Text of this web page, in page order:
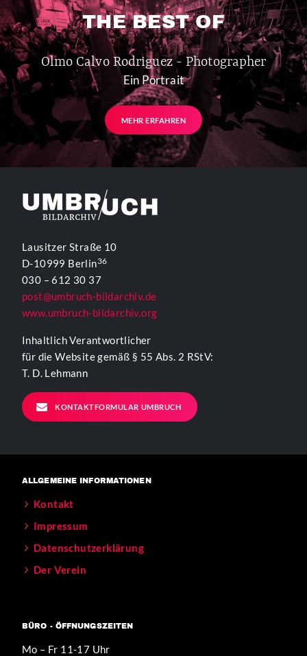
THE BEST OF
Olmo Calvo Rodriguez - Photographer
Ein Portrait
MEHR ERFAHREN
Lausitzer Straße 10
D-10999 Berlin36
030 – 612 30 37
post@umbruch-bildarchiv.de
www.umbruch-bildarchiv.org
Inhaltlich Verantwortlicher
für die Website gemäß § 55 Abs. 2 RStV:
T. D. Lehmann
KONTAKTFORMULAR UMBRUCH
ALLGEMEINE INFORMATIONEN
Kontakt
Impressum
Datenschutzerklärung
Der Verein
BÜRO - ÖFFNUNGSZEITEN
Mo – Fr 11-17 Uhr